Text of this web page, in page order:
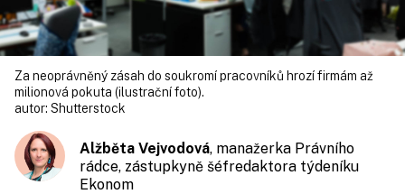
Za neoprávněný zásah do soukromí pracovníků hrozí firmám až
milionová pokuta (ilustrační foto).
autor: Shutterstock
Alžběta Vejvodová, manažerka Právního
rádce, zástupkyně šéfredaktora týdeníku
Ekonom